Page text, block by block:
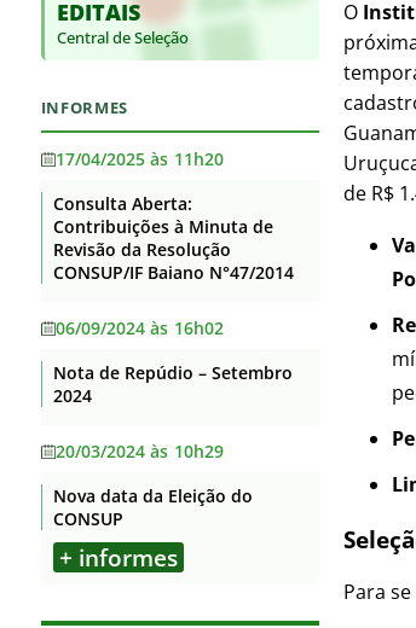
Supervisão
Itaberaba
Senhor do Bonfim
Serrinha
Teixeira de Freitas
Valença
Xique-Xique
Base jurídica da estrutura
organizacional e das
ocupantes
Telefones, endereços e e-mails
cargos
Agenda de Autoridades
Horário de atendimento
Currículos dos principais cargos
Revisão e Consolidação dos
Atos Normativos – Decreto
Auditorias
Convênios e Transferências
Receitas e Despesas
Fundação de Apoio
Informações Classificadas
Cidadão – SIC
Perguntas Frequentes
Lei Geral de Proteção de Dados
Flexibilização de Jornada de
Trabalho TAE
Outros
EDITAIS
Central de Seleção
INFORMES
17/04/2025 às 11h20
Consulta Aberta:
Contribuições à Minuta de
Revisão da Resolução
CONSUP/IF Baiano N°47/2014
06/09/2024 às 16h02
Nota de Repúdio – Setembro
2024
20/03/2024 às 10h29
Nova data da Eleição do
CONSUP
+ informes
O
de R$
Para